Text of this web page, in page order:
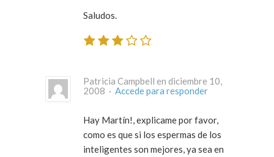
Saludos.
Patricia Campbell en diciembre 10,
2008 · Accede para responder
Hay Martín!, explicame por favor,
como es que si los espermas de los
inteligentes son mejores, ya sea en